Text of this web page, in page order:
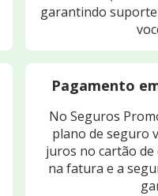
garantindo
Pagamento
No Seguros
plano de seguro
juros no cartão de
na fatura e a